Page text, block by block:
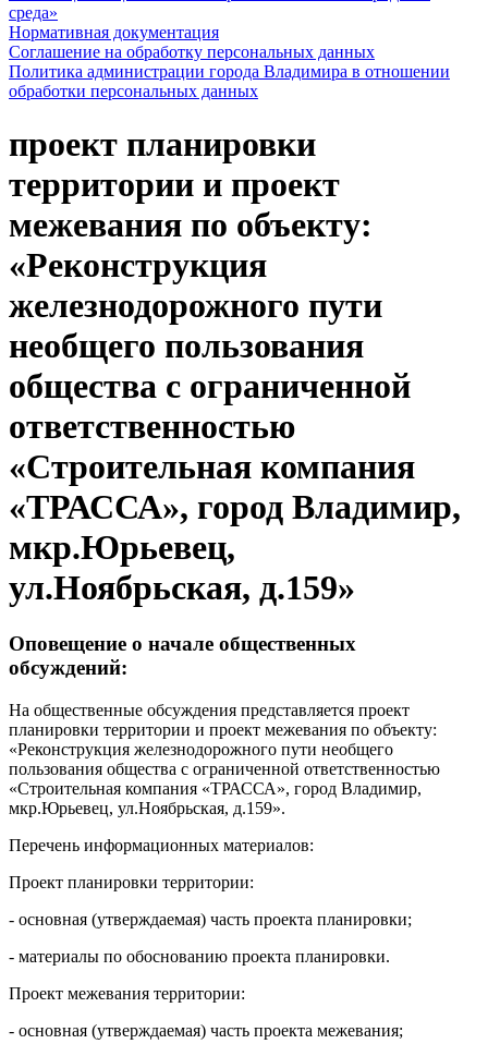
среда»
Нормативная документация
Соглашение на обработку персональных данных
Политика администрации города Владимира в отношении
обработки персональных данных
проект планировки
территории и проект
межевания по объекту:
«Реконструкция
железнодорожного пути
необщего пользования
общества с ограниченной
ответственностью
«Строительная компания
«ТРАССА», город Владимир,
мкр.Юрьевец,
ул.Ноябрьская, д.159»
Оповещение о начале общественных
обсуждений:
На общественные обсуждения представляется проект
планировки территории и проект межевания по объекту:
«Реконструкция железнодорожного пути необщего
пользования общества с ограниченной ответственностью
«Строительная компания «ТРАССА», город Владимир,
мкр.Юрьевец, ул.Ноябрьская, д.159».
Перечень информационных материалов:
Проект планировки территории:
- основная (утверждаемая) часть проекта планировки;
- материалы по обоснованию проекта планировки.
Проект межевания территории:
- основная (утверждаемая) часть проекта межевания;